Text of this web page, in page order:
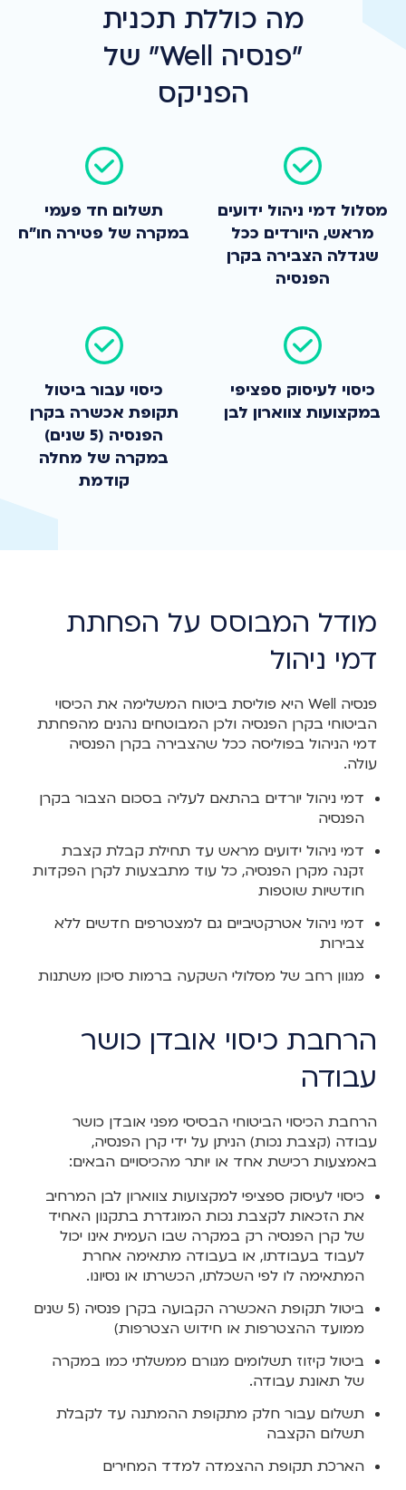
מה כוללת תכנית
"פנסיה Well" של
הפניקס
מסלול דמי ניהול ידועים
מראש, היורדים ככל
שגדלה הצבירה בקרן
הפנסיה
תשלום חד פעמי
במקרה של פטירה חו"ח
כיסוי לעיסוק ספציפי
במקצועות צווארון לבן
כיסוי עבור ביטול
תקופת אכשרה בקרן
הפנסיה (5 שנים)
במקרה של מחלה
קודמת
מודל המבוסס על הפחתת
דמי ניהול
פנסיה Well היא פוליסת ביטוח המשלימה את הכיסוי
הביטוחי בקרן הפנסיה ולכן המבוטחים נהנים מהפחתת
דמי הניהול בפוליסה ככל שהצבירה בקרן הפנסיה
עולה.
דמי ניהול יורדים בהתאם לעליה בסכום הצבור בקרן
הפנסיה
דמי ניהול ידועים מראש עד תחילת קבלת קצבת
זקנה מקרן הפנסיה, כל עוד מתבצעות לקרן הפקדות
חודשיות שוטפות
דמי ניהול אטרקטיביים גם למצטרפים חדשים ללא
צבירות
מגוון רחב של מסלולי השקעה ברמות סיכון משתנות
הרחבת כיסוי אובדן כושר
עבודה
הרחבת הכיסוי הביטוחי הבסיסי מפני אובדן כושר
עבודה (קצבת נכות) הניתן על ידי קרן הפנסיה,
באמצעות רכישת אחד או יותר מהכיסויים הבאים:
כיסוי לעיסוק ספציפי למקצועות צווארון לבן המרחיב
את הזכאות לקצבת נכות המוגדרת בתקנון האחיד
של קרן הפנסיה רק במקרה שבו העמית אינו יכול
לעבוד בעבודתו, או בעבודה מתאימה אחרת
המתאימה לו לפי השכלתו, הכשרתו או נסיונו.
ביטול תקופת האכשרה הקבועה בקרן פנסיה (5 שנים
ממועד ההצטרפות או חידוש הצטרפות)
ביטול קיזוז תשלומים מגורם ממשלתי כמו במקרה
של תאונת עבודה.
תשלום עבור חלק מתקופת ההמתנה עד לקבלת
תשלום הקצבה
הארכת תקופת ההצמדה למדד המחירים